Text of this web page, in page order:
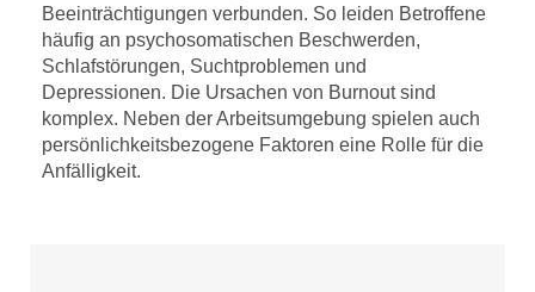
Beeinträchtigungen verbunden. So leiden Betroffene
häufig an psychosomatischen Beschwerden,
Schlafstörungen, Suchtproblemen und
Depressionen. Die Ursachen von Burnout sind
komplex. Neben der Arbeitsumgebung spielen auch
persönlichkeitsbezogene Faktoren eine Rolle für die
Anfälligkeit.